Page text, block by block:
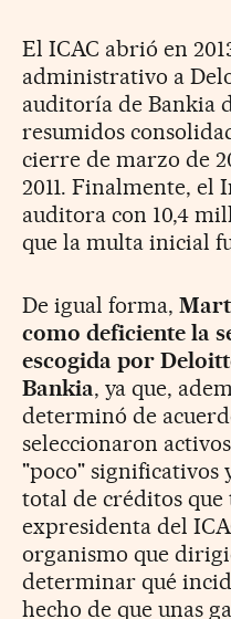
El ICAC abrió en
administrativo a
auditoría de Bankia
resumidos
cierre de marzo de
2011. Finalmente,
auditora con 10,4
que la multa inicial
De igual forma,
como deficiente la
escogida por
Bankia, ya que,
determinó de
seleccionaron activos
"poco" significativos
total de créditos
expresidenta del
organismo que
determinar qué
hecho de que unas